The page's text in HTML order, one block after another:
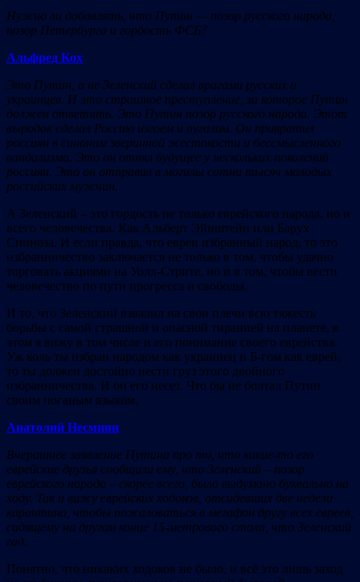
Нужно ли добавлять, что Путин — позор русского народа,
позор Петербурга и гордость ФСБ?
Альфред Кох
Это Путин, а не Зеленский сделал врагами русских и
украинцев. И это страшное преступление, за которое Путин
должен ответить. Это Путин позор русского народа. Этот
выродок сделал Россию изгоем и пугалом. Он привратил
россиян в синоним зверинной жестокости и бессмысленного
вандализма. Это он отнял будущее у нескольких поколений
россиян. Это он отправил в могилы сотни тысяч молодых
российских мужчин.
А Зеленский – это гордость не только еврейского народа, но и
всего человечества. Как Альберт Эйнштейн или Барух
Спиноза. И если правда, что евреи избранный народ, то это
избранничество заключается не только в том, чтобы удачно
торговать акциями на Уолл-Стрите, но и в том, чтобы вести
человечество по пути прогресса и свободы.
И то, что Зеленский взвалил на свои плечи всю тяжесть
борьбы с самой страшной и опасной тиранией на планете, в
этом я вижу в том числе и его понимание своего еврейства.
Уж коль ты избран народом как украинец и Б-гом как еврей,
то ты должен достойно нести груз этого двойного
избранничества. И он его несет. Что бы не болтал Путин
своим поганым языком.
Анатолий Несмиян
Вчерашнее заявление Путина про то, что какие-то его
еврейские друзья сообщили ему, что Зеленский – позор
еврейского народа – скорее всего, было выдумано буквально на
ходу. Так и вижу еврейских ходоков, отсидевших две недели
карантина, чтобы пожаловаться в мегафон другу всех евреев,
сидящему на другом конце 15-метрового стола, что Зеленский
гад.
Понятно, что никаких ходоков не было, и всё это лишь заход